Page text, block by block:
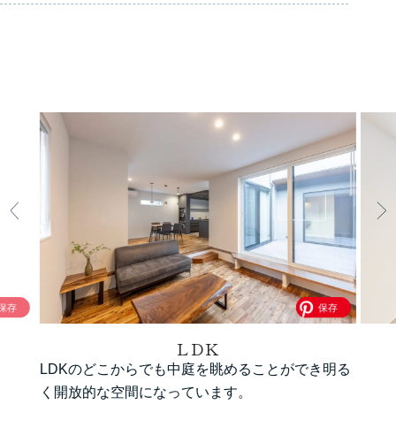
LDK
LDKのどこからでも中庭を眺めることができ明る
く開放的な空間になっています。